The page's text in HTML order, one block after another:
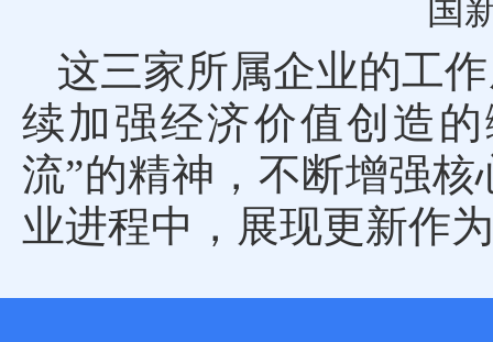
国
这三家所属企业的工
续加强经济价值创造
流”的精神，不断增强
业进程中，展现更新作